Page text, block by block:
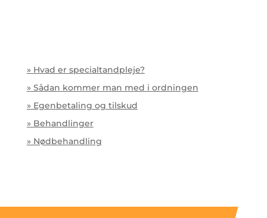
» Hvad er specialtandpleje?
» Sådan kommer man med i ordningen
» Egenbetaling og tilskud
» Behandlinger
» Nødbehandling